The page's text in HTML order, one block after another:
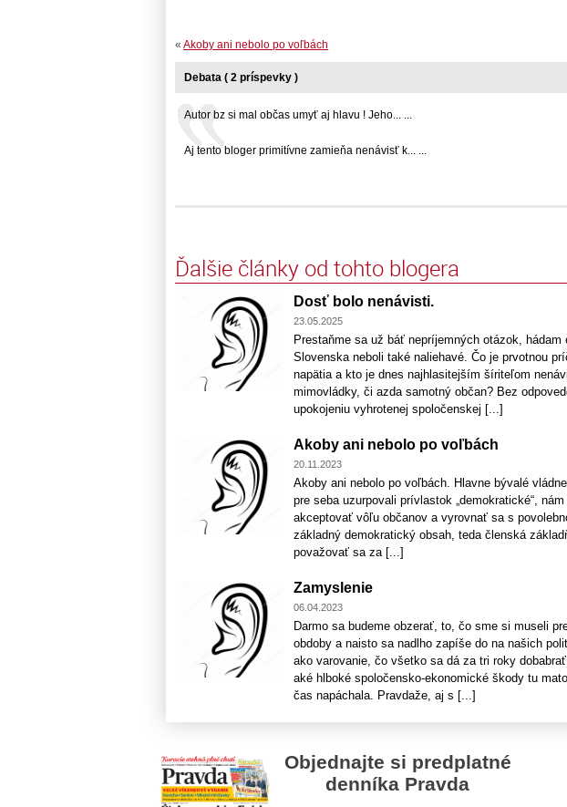
« Akoby ani nebolo po voľbách
Debata ( 2 príspevky )
Autor bz si mal občas umyť aj hlavu ! Jeho... ...
Aj tento bloger primitívne zamieňa nenávisť k... ...
Ďalšie články od tohto blogera
Dosť bolo nenávisti.
23.05.2025
Prestaňme sa už báť nepríjemných otázok,
Slovenska neboli také naliehavé. Čo je prvotnou
napätia a kto je dnes najhlasitejším šíriteľom
mimovládky, či azda samotný občan? Bez
upokojeniu vyhrotenej spoločenskej [...]
Akoby ani nebolo po voľbách
20.11.2023
Akoby ani nebolo po voľbách. Hlavne bývalé
pre seba uzurpovali prívlastok „demokratické“,
akceptovať vôľu občanov a vyrovnať sa s
základný demokratický obsah, teda členská
považovať sa za [...]
Zamyslenie
06.04.2023
Darmo sa budeme obzerať, to, čo sme si museli
obdoby a naisto sa nadlho zapíše do na našich
ako varovanie, čo všetko sa dá za tri roky
aké hlboké spoločensko-ekonomické škody tu
čas napáchala. Pravdaže, aj s [...]
Objednajte si predplatné
denníka Pravda